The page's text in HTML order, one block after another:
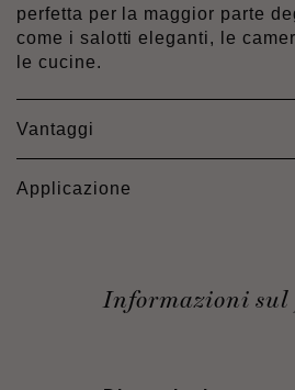
perfetta per la maggior parte
come i salotti eleganti, le
le cucine.
Vantaggi
Applicazione
Informazioni sul